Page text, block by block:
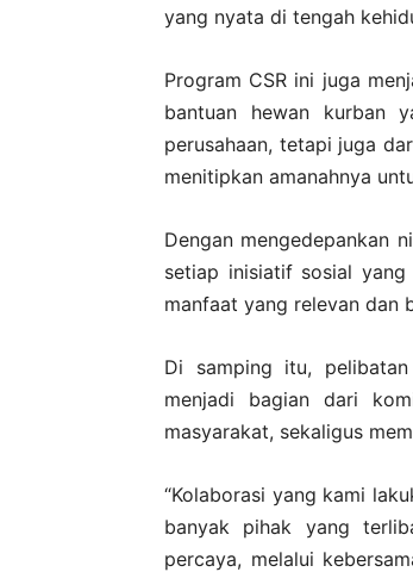
yang nyata di tengah
Program CSR ini juga
bantuan hewan kurban
perusahaan, tetapi juga
menitipkan amanahnya
Dengan mengedepankan
setiap inisiatif sosial
manfaat yang relevan dan
Di samping itu,
menjadi bagian dari
masyarakat, sekaligus
“Kolaborasi yang kami
banyak pihak yang
percaya, melalui